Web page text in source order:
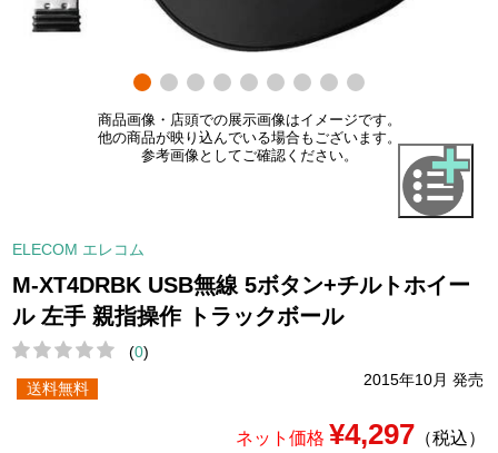
商品画像・店頭での展示画像はイメージです。
他の商品が映り込んでいる場合もございます。
参考画像としてご確認ください。
ELECOM エレコム
M-XT4DRBK USB無線 5ボタン+チルトホイー
ル 左手 親指操作 トラックボール
(0)
2015年10月 発売
送料無料
ネット価格 ¥4,297 （税込）